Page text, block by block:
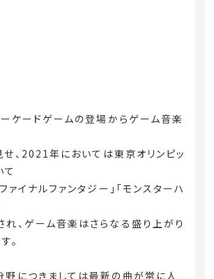
ケードゲームの登場からゲーム音楽
、2021年においては東京オリンピッ
ファイナルファンタジー」「モンスターハ
、ゲーム音楽はさらなる盛り上がり
。
野につきましては最新の曲が常に人